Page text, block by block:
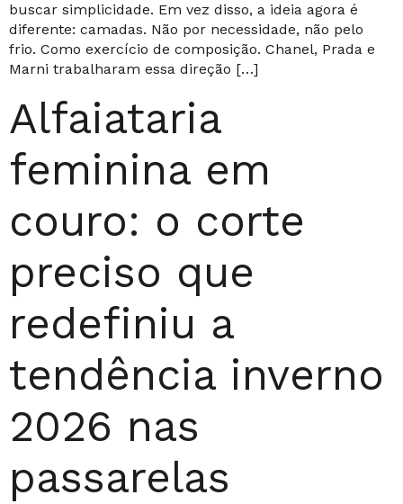
buscar simplicidade. Em vez disso, a ideia agora é
diferente: camadas. Não por necessidade, não pelo
frio. Como exercício de composição. Chanel, Prada e
Marni trabalharam essa direção […]
Alfaiataria
feminina em
couro: o corte
preciso que
redefiniu a
tendência inverno
2026 nas
passarelas